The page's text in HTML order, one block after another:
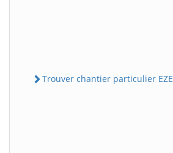
Trouver chantier particulier EZE